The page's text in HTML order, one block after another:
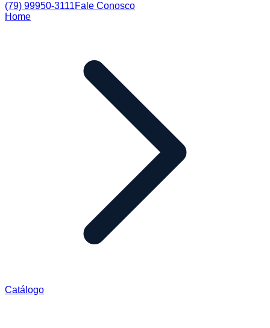
(79) 99950-3111Fale Conosco
Home
Catálogo